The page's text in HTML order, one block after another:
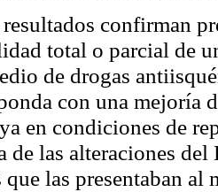
confirman
total o parcial de
de drogas
con una mejoría
en condiciones de
de las alteraciones
que las presentaban